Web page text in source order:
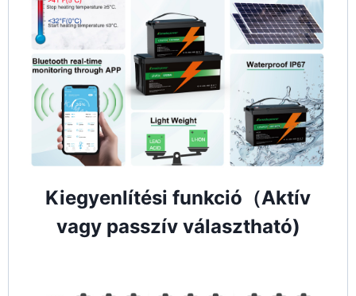
Kiegyenlítési funkció（Aktív
vagy passzív választható)